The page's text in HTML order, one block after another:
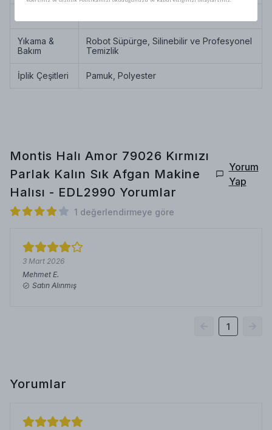
Yıkama &
Bakım
Robot Süpürge, Silinebilir ve Profesyonel
Temizlik
İplik Çeşitleri Pamuk, Polyester
Montis Halı Amor 79026 Kırmızı
Parlak Kalın Sık Afgan Makine
Halısı - EDL2990 Yorumlar
Yorum
Yap
1 değerlendirmeye göre
3 Mart 2026
Mehmet E.
Satın Alınmış
1
Yorumlar